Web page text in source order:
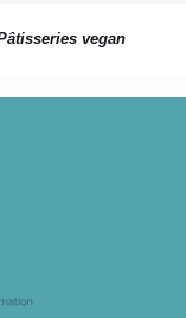
vegan